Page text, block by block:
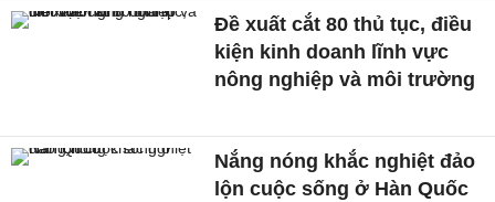
Đề xuất cắt 80 thủ tục, điều
kiện kinh doanh lĩnh vực
nông nghiệp và môi trường
Nắng nóng khắc nghiệt đảo
lộn cuộc sống ở Hàn Quốc